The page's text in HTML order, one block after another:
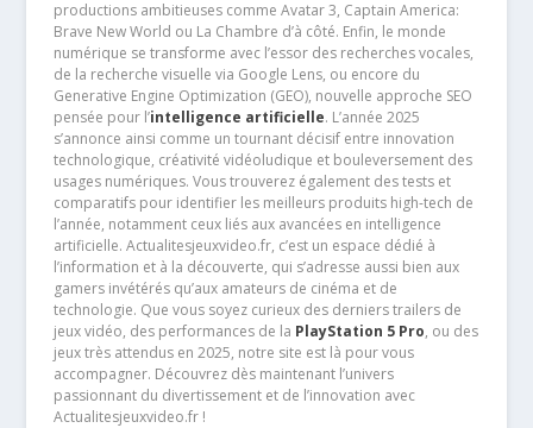
productions ambitieuses comme Avatar 3, Captain America:
Brave New World ou La Chambre d’à côté. Enfin, le monde
numérique se transforme avec l’essor des recherches vocales,
de la recherche visuelle via Google Lens, ou encore du
Generative Engine Optimization (GEO), nouvelle approche SEO
pensée pour l’intelligence artificielle. L’année 2025
s’annonce ainsi comme un tournant décisif entre innovation
technologique, créativité vidéoludique et bouleversement des
usages numériques. Vous trouverez également des tests et
comparatifs pour identifier les meilleurs produits high-tech de
l’année, notamment ceux liés aux avancées en intelligence
artificielle. Actualitesjeuxvideo.fr, c’est un espace dédié à
l’information et à la découverte, qui s’adresse aussi bien aux
gamers invétérés qu’aux amateurs de cinéma et de
technologie. Que vous soyez curieux des derniers trailers de
jeux vidéo, des performances de la PlayStation 5 Pro, ou des
jeux très attendus en 2025, notre site est là pour vous
accompagner. Découvrez dès maintenant l’univers
passionnant du divertissement et de l’innovation avec
Actualitesjeuxvideo.fr !